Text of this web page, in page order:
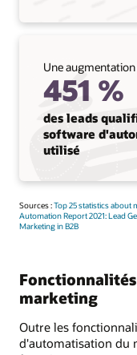
Une augmentation
451 %
des leads
software
utilisé
Sources :Top 25 statistics about
Automation Report 2021: Lead
Marketing in B2B
marketing
Outre les
d'automatisation du